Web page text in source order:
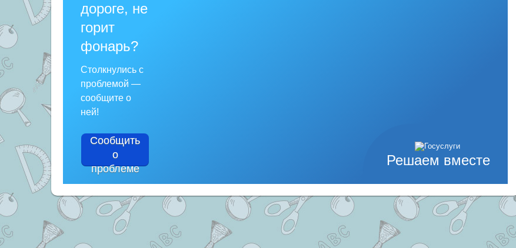
Решаем вместе
дороге, не
горит
фонарь?
Столкнулись с
проблемой —
сообщите о
ней!
Сообщить
о
проблеме